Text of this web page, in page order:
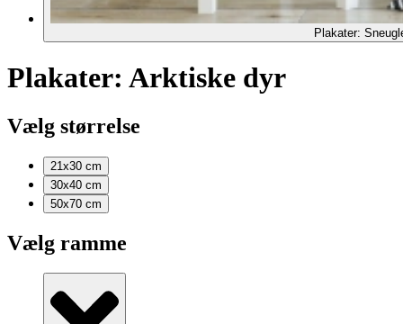
Plakater:
Plakater: Arktiske dyr
Vælg størrelse
21x30 cm
30x40 cm
50x70 cm
Vælg ramme